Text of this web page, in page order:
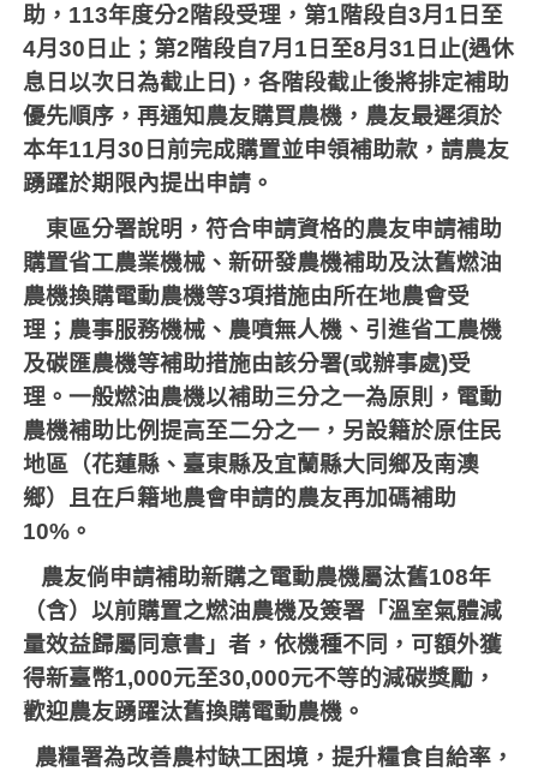
助， 113年度分2階段受理，第1階段自3月 1 日至
4月30 日止；第2階段自7月 1 日至8月31 日止(遇休
息日以次日為截止日) ，各階段截止後將排定補助
優先順序，再通知農友購買農機，農友最遲須於
本年11月30 日前完成購置並申領補助款，請農友
踴躍於期限內提出申請。
東區分署說明，符合申請資格的農友申請補助
購置省工農業機械、新研發農機補助及汰舊燃油
農機換購電動農機等3項措施由所在地農會受
理；農事服務機械、農噴無人機、引進省工農機
及碳匯農機等補助措施由該分署(或辦事處)受
理。一般燃油農機以補助三分之一為原則，電動
農機補助比例提高至二分之一，另設籍於原住民
地區（花蓮縣、臺東縣及宜蘭縣大同鄉及南澳
鄉）且在戶籍地農會申請的農友再加碼補助
10% 。
農友倘申請補助新購之電動農機屬汰舊108年
（含）以前購置之燃油農機及簽署「溫室氣體減
量效益歸屬同意書」者，依機種不同，可額外獲
得新臺幣1,000元至30,000元不等的減碳獎勵，
歡迎農友踴躍汰舊換購電動農機。
農糧署為改善農村缺工困境，提升糧食自給率，